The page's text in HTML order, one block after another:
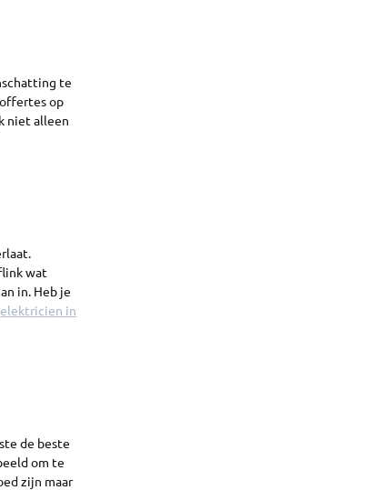
te
op
niet alleen
wat
in. Heb je
elektricien in
de beste
om te
zijn maar